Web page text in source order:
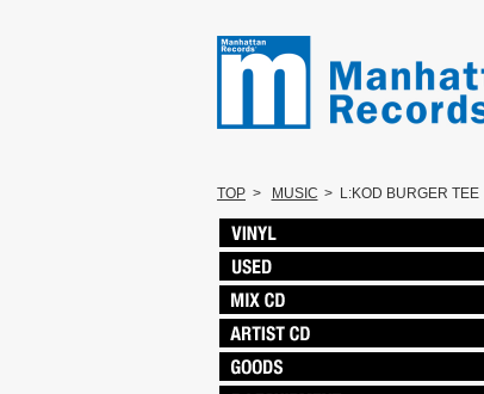
TOP > MUSIC > L:KOD BURGER TEE